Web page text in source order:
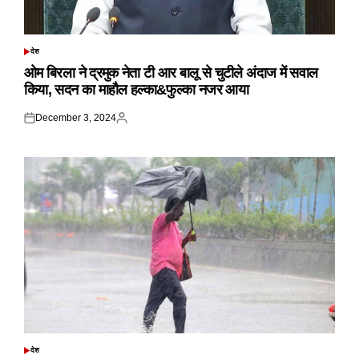
POSTED
देश
ओम बिरला ने द्रमुक नेता टी आर बालू से चुटीले अंदाज में सवाल
किया, सदन का माहौल हल्का&फुल्का नजर आया
Posted
December 3, 2024
Posted
POSTED
देश